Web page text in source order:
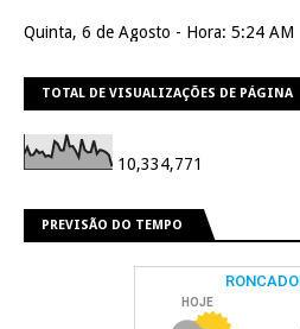
Quinta, 6 de Agosto - Hora: 5:24 AM
TOTAL DE VISUALIZAÇÕES DE PÁGINA
10,334,771
PREVISÃO DO TEMPO